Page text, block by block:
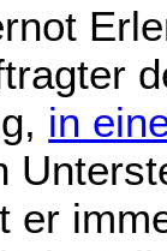
in
er